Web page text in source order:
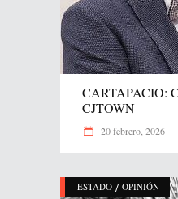
CARTAPACIO:
CJTOWN
20 febrero, 2026
ESTADO / OPINIÓN